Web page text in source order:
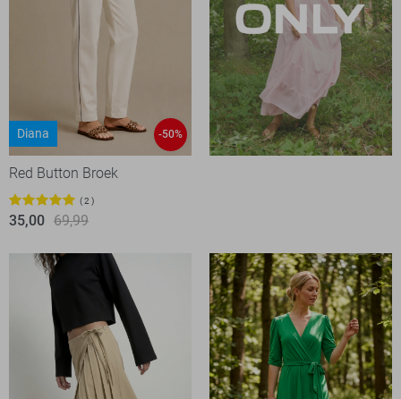
Diana -50%
Red Button Broek
2
35,00 69,99